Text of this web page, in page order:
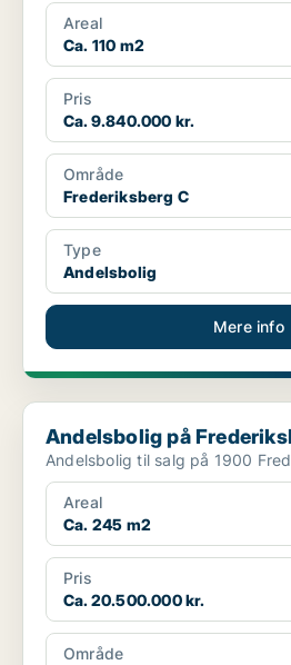
Areal
Ca. 110 m2
Pris
Ca. 9.840.000 kr.
Område
Frederiksberg C
Type
Andelsbolig
Mere info
Andelsbolig på Frederiksberg C
Andelsbolig på
Andelsbolig til salg på 1900
Areal
Ca. 245 m2
Pris
Ca. 20.500.000 kr.
Område